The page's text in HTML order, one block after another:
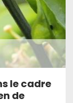
le cadre
de